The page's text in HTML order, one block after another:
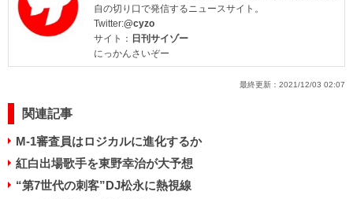
自の切り口で発信するニュースサイト。
Twitter:@cyzo
サイト： 日刊サイゾー
にっかんさいぞー
最終更新： 2021/12/03 02:07
関連記事
M-1審査員はロジカルに進化するか
紅白出場歌手を東野幸治が大予想
“第7世代の刺客”DJ松永に熱視線